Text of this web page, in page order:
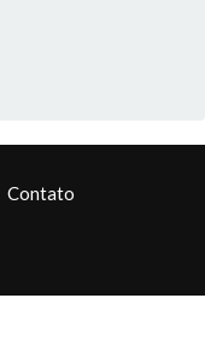
Contato